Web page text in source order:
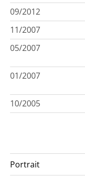
09/2012
11/2007
05/2007
01/2007
10/2005
Portrait